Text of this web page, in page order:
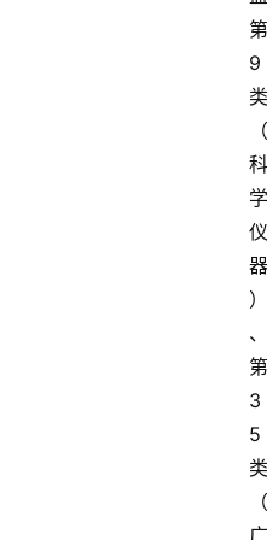
第
9
类
（
科
学
仪
器
）
、
第
3
5
类
（
广